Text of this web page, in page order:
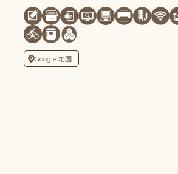
Google 地圖